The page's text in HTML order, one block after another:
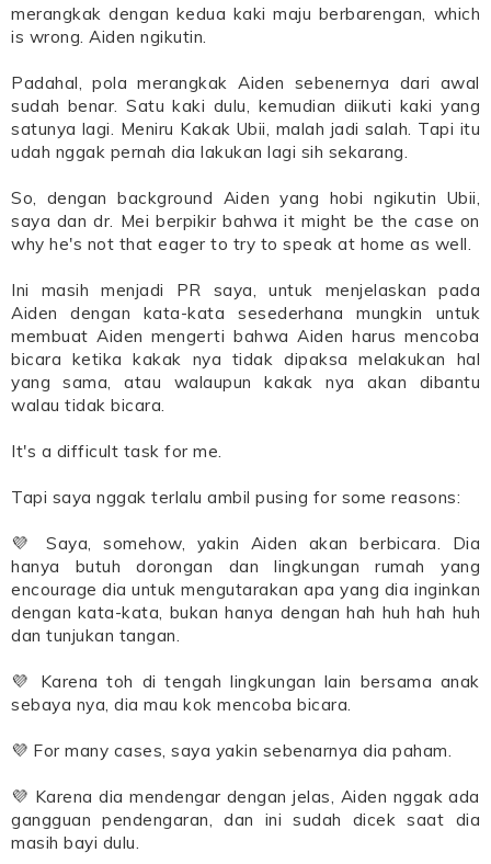
merangkak dengan kedua kaki maju berbarengan, which
is wrong. Aiden ngikutin.
Padahal, pola merangkak Aiden sebenernya dari awal
sudah benar. Satu kaki dulu, kemudian diikuti kaki yang
satunya lagi. Meniru Kakak Ubii, malah jadi salah. Tapi itu
udah nggak pernah dia lakukan lagi sih sekarang.
So, dengan background Aiden yang hobi ngikutin Ubii,
saya dan dr. Mei berpikir bahwa it might be the case on
why he's not that eager to try to speak at home as well.
Ini masih menjadi PR saya, untuk menjelaskan pada
Aiden dengan kata-kata sesederhana mungkin untuk
membuat Aiden mengerti bahwa Aiden harus mencoba
bicara ketika kakak nya tidak dipaksa melakukan hal
yang sama, atau walaupun kakak nya akan dibantu
walau tidak bicara.
It's a difficult task for me.
Tapi saya nggak terlalu ambil pusing for some reasons:
💜 Saya, somehow, yakin Aiden akan berbicara. Dia
hanya butuh dorongan dan lingkungan rumah yang
encourage dia untuk mengutarakan apa yang dia inginkan
dengan kata-kata, bukan hanya dengan hah huh hah huh
dan tunjukan tangan.
💜 Karena toh di tengah lingkungan lain bersama anak
sebaya nya, dia mau kok mencoba bicara.
💜 For many cases, saya yakin sebenarnya dia paham.
💜 Karena dia mendengar dengan jelas, Aiden nggak ada
gangguan pendengaran, dan ini sudah dicek saat dia
masih bayi dulu.